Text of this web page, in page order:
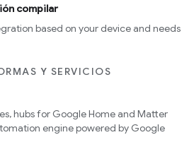
compilar
based on your device and needs
Y SERVICIOS
hubs for Google Home and Matter
engine powered by Google